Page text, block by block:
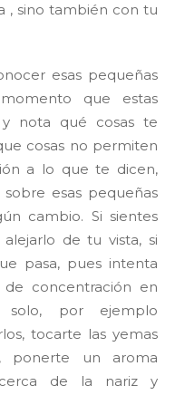
, sino también con tu
esas pequeñas
que estas
y nota qué cosas te
cosas no permiten
a lo que te dicen,
esas pequeñas
cambio. Si sientes
de tu vista, si
pasa, pues intenta
de concentración en
solo, por ejemplo
tocarte las yemas
ponerte un aroma
de la nariz y